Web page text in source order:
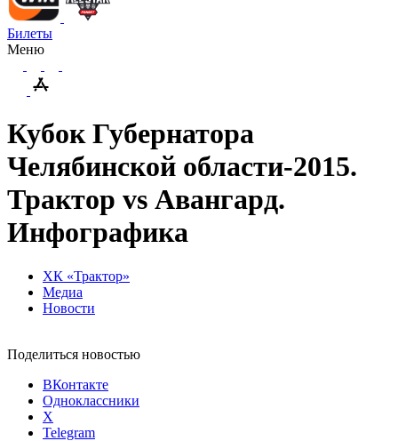
Билеты
Меню
Кубок Губернатора
Челябинской области-2015.
Трактор vs Авангард.
Инфографика
ХК «Трактор»
Медиа
Новости
Поделиться новостью
ВКонтакте
Одноклассники
X
Telegram